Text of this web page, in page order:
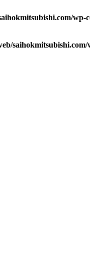
saihokmitsubishi.com/